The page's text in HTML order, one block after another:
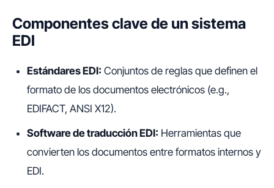
Componentes clave de un sistema
EDI
Estándares EDI: Conjuntos de reglas que definen el
formato de los documentos electrónicos (e.g.,
EDIFACT, ANSI X12).
Software de traducción EDI: Herramientas que
convierten los documentos entre formatos internos y
EDI.